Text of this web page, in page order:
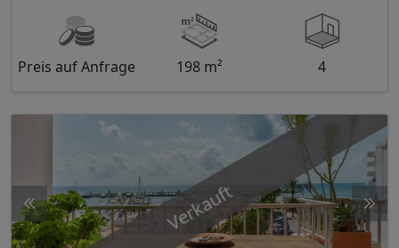
Preis auf Anfrage 198 m² 4
Verkauft